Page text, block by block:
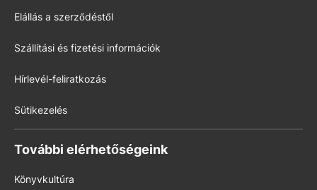
Elállás a szerződéstől
Szállítási és fizetési információk
Hírlevél-feliratkozás
Sütikezelés
További elérhetőségeink
Könyvkultúra